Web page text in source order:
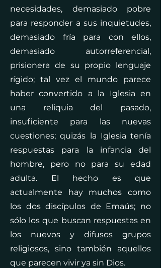
necesidades, demasiado pobre
para responder a sus inquietudes,
demasiado fría para con ellos,
demasiado autorreferencial,
prisionera de su propio lenguaje
rígido; tal vez el mundo parece
haber convertido a la Iglesia en
una reliquia del pasado,
insuficiente para las nuevas
cuestiones; quizás la Iglesia tenía
respuestas para la infancia del
hombre, pero no para su edad
adulta. El hecho es que
actualmente hay muchos como
los dos discípulos de Emaús; no
sólo los que buscan respuestas en
los nuevos y difusos grupos
religiosos, sino también aquellos
que parecen vivir ya sin Dios.